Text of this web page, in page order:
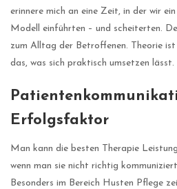
erinnere mich an eine Zeit, in der wir
Modell einführten – und scheiterten.
zum Alltag der Betroffenen. Theorie
das, was sich praktisch umsetzen lässt.
Erfolgsfaktor
Man kann die besten Therapie
wenn man sie nicht richtig
Besonders im Bereich Husten Pflege